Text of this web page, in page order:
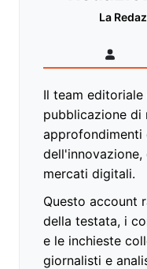
La
Il team
pubblicazione di
approfondimenti
mercati digitali.
Questo account
della testata, i
e le inchieste
giornalisti e